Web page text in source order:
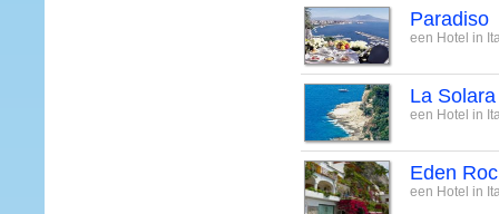
Paradiso
een Hotel in
La Solara
een Hotel in
Eden
een Hotel in